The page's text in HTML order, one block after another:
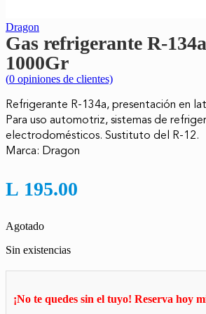
Dragon
Gas refrigerante R-
1000Gr
(0 opiniones de clientes)
Refrigerante R-134a, presentación en
Para uso automotriz, sistemas de
electrodomésticos. Sustituto del R-12.
Marca: Dragon
L 195.00
Agotado
Sin existencias
¡No te quedes sin el tuyo! Reserva hoy